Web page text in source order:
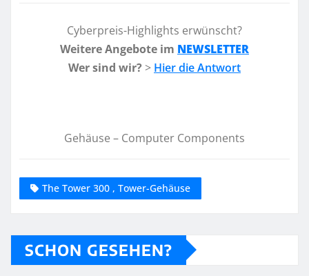
Cyberpreis-Highlights erwünscht?
Weitere Angebote im NEWSLETTER
Wer sind wir? > Hier die Antwort
Gehäuse – Computer Components
The Tower 300 , Tower-Gehäuse
SCHON GESEHEN?